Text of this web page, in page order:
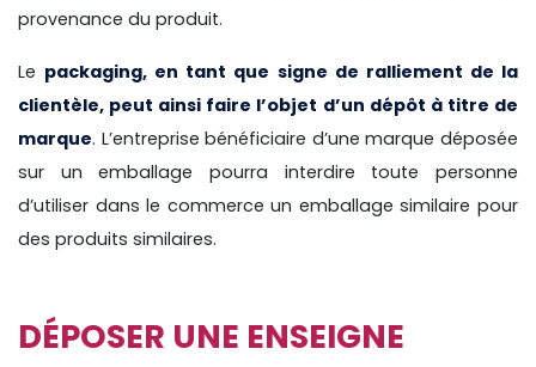
provenance du produit.
Le packaging, en tant que signe de ralliement de la
clientèle, peut ainsi faire l’objet d’un dépôt à titre de
marque. L’entreprise bénéficiaire d’une marque déposée
sur un emballage pourra interdire toute personne
d’utiliser dans le commerce un emballage similaire pour
des produits similaires.
DÉPOSER UNE ENSEIGNE